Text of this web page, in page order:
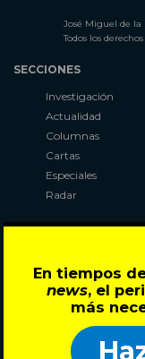
En tiempos
news, el
más
José Miguel de la
Todos los
SECCIONES
Investigación
Actualidad
Columnas
Cartas
Especiales
Radar